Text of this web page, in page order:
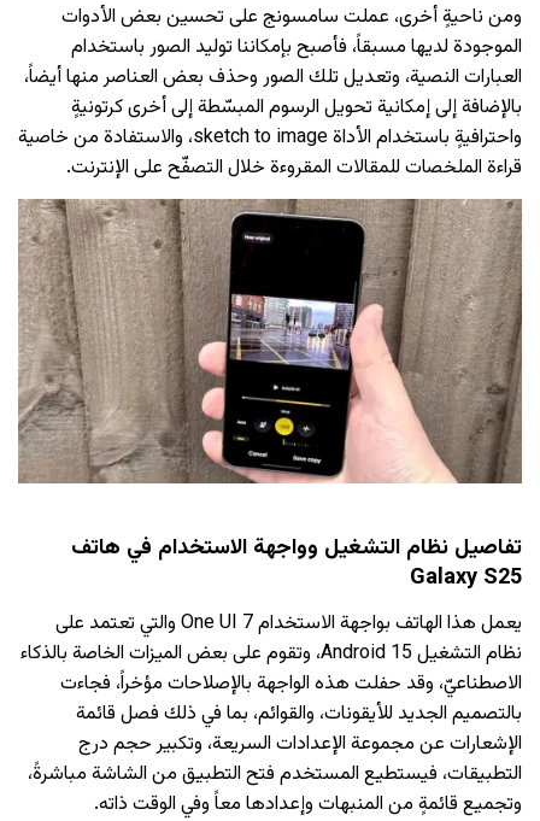
ومن ناحيةٍ أخرى، عملت سامسونج على تحسين بعض الأدوات
الموجودة لديها مسبقاً، فأصبح بإمكاننا توليد الصور باستخدام
العبارات النصية، وتعديل تلك الصور وحذف بعض العناصر منها أيضاً،
بالإضافة إلى إمكانية تحويل الرسوم المبسّطة إلى أخرى كرتونيةٍ
واحترافيةٍ باستخدام الأداة sketch to image، والاستفادة من خاصية
قراءة الملخصات للمقالات المقروءة خلال التصفّح على الإنترنت.
تفاصيل نظام التشغيل وواجهة الاستخدام في هاتف
Galaxy S25
يعمل هذا الهاتف بواجهة الاستخدام One UI 7 والتي تعتمد على
نظام التشغيل Android 15، وتقوم على بعض الميزات الخاصة بالذكاء
الاصطناعيّ، وقد حفلت هذه الواجهة بالإصلاحات مؤخراً، فجاءت
بالتصميم الجديد للأيقونات، والقوائم، بما في ذلك فصل قائمة
الإشعارات عن مجموعة الإعدادات السريعة، وتكبير حجم درج
التطبيقات، فيستطيع المستخدم فتح التطبيق من الشاشة مباشرةً،
وتجميع قائمةٍ من المنبهات وإعدادها معاً وفي الوقت ذاته.